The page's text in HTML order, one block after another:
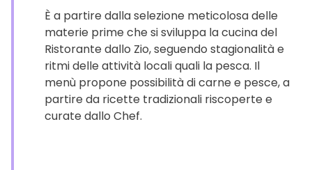
È a partire dalla selezione meticolosa delle
materie prime che si sviluppa la cucina del
Ristorante dallo Zio, seguendo stagionalità e
ritmi delle attività locali quali la pesca. Il
menù propone possibilità di carne e pesce, a
partire da ricette tradizionali riscoperte e
curate dallo Chef.